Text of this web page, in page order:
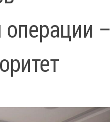
операции –